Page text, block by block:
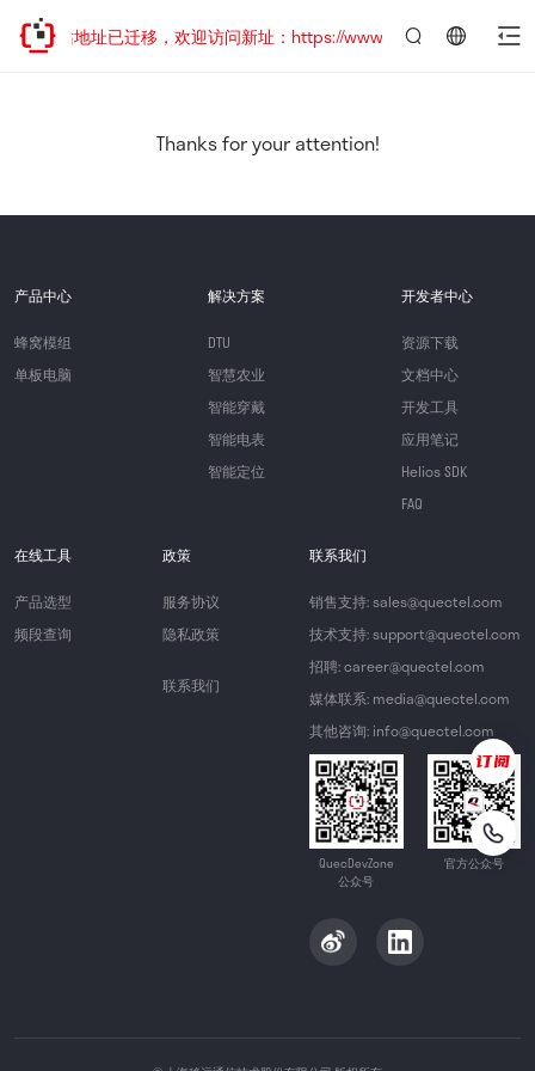
网站地址已迁移，欢迎访问新址：https://www.quectel.com.cn
Thanks for your attention!
产品中心
蜂窝模组
单板电脑
解决方案
DTU
智慧农业
智能穿戴
智能电表
智能定位
开发者中心
资源下载
文档中心
开发工具
应用笔记
Helios SDK
FAQ
在线工具
产品选型
频段查询
政策
服务协议
隐私政策
联系我们
联系我们
销售支持: sales@quectel.com
技术支持: support@quectel.com
招聘: career@quectel.com
媒体联系: media@quectel.com
其他咨询: info@quectel.com
QuecDevZone
公众号
官方公众号